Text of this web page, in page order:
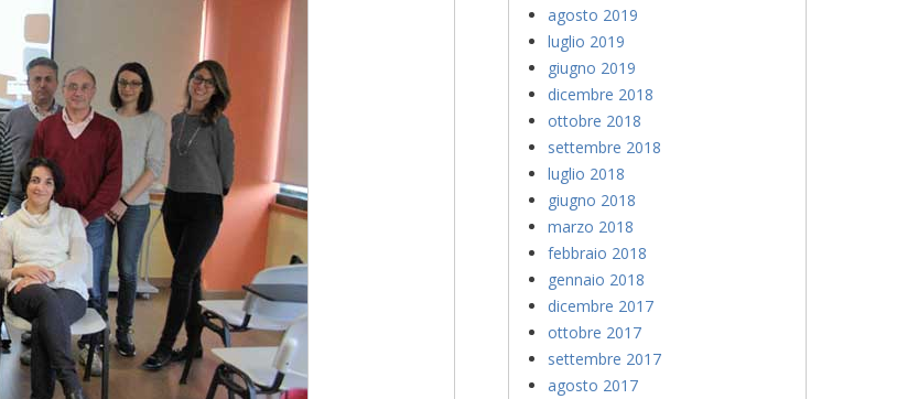
agosto 2019
luglio 2019
giugno 2019
dicembre 2018
ottobre 2018
settembre 2018
luglio 2018
giugno 2018
marzo 2018
febbraio 2018
gennaio 2018
dicembre 2017
ottobre 2017
settembre 2017
agosto 2017